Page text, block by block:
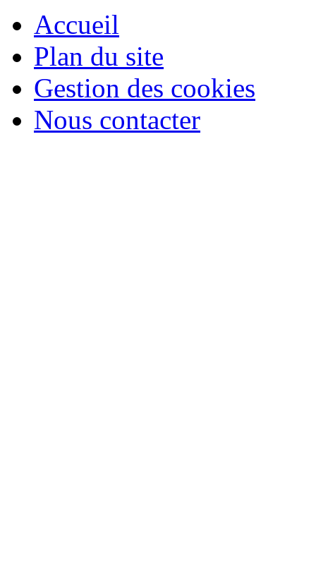
Accueil
Plan du site
Gestion des cookies
Nous contacter